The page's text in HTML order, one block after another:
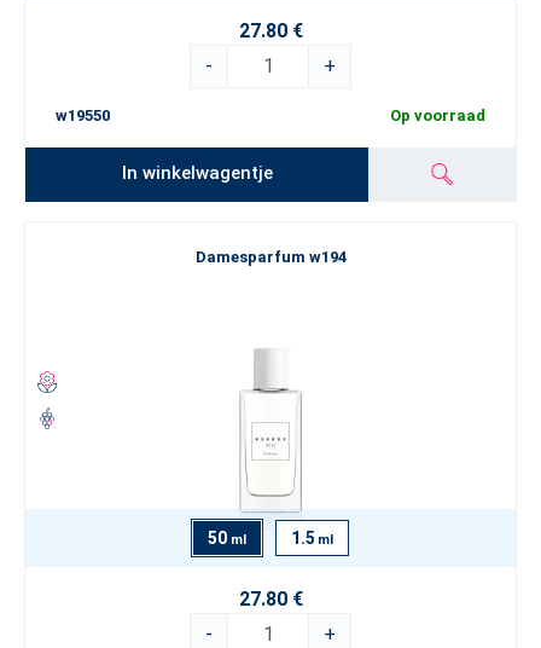
27.80 €
-
+
w19550 Op voorraad
In winkelwagentje
Damesparfum w194
50 ml 1.5 ml
27.80 €
-
+